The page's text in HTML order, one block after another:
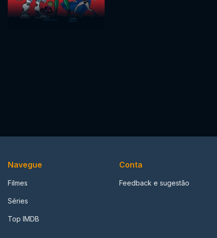
Navegue
Filmes
Séries
Top IMDB
Conta
Feedback e sugestão